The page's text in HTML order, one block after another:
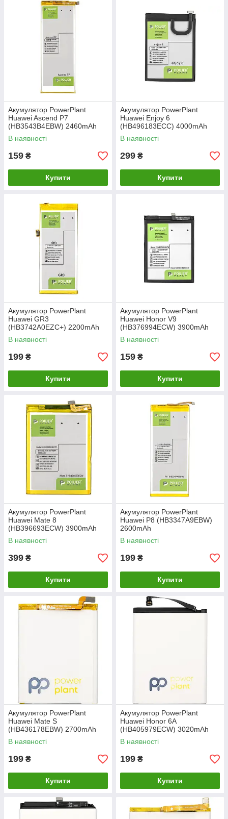
Акумулятор PowerPlant
Huawei Ascend P7
(HB3543B4EBW) 2460mAh
В наявності
159 ₴
Купити
Акумулятор PowerPlant
Huawei Enjoy 6
(HB496183ECC) 4000mAh
В наявності
299 ₴
Купити
Акумулятор PowerPlant
Huawei GR3
(HB3742A0EZC+) 2200mAh
В наявності
199 ₴
Купити
Акумулятор PowerPlant
Huawei Honor V9
(HB376994ECW) 3900mAh
В наявності
159 ₴
Купити
Акумулятор PowerPlant
Huawei Mate 8
(HB396693ECW) 3900mAh
В наявності
399 ₴
Купити
Акумулятор PowerPlant
Huawei P8 (HB3347A9EBW)
2600mAh
В наявності
199 ₴
Купити
Акумулятор PowerPlant
Huawei Mate S
(HB436178EBW) 2700mAh
В наявності
199 ₴
Купити
Акумулятор PowerPlant
Huawei Honor 6A
(HB405979ECW) 3020mAh
В наявності
199 ₴
Купити